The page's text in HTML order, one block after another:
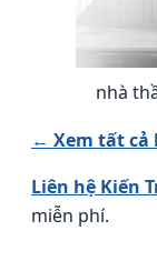
nhà
← Xem tất cả
Liên hệ Kiến
miễn phí.